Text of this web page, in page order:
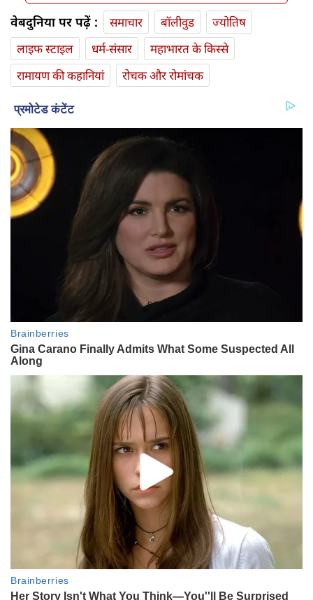
वेबदुनिया पर पढ़ें : समाचार बॉलीवुड
ज्योतिष
लाइफ स्‍टाइल
धर्म-संसार
महाभारत के किस्से
रामायण की कहानियां
रोचक और रोमांचक